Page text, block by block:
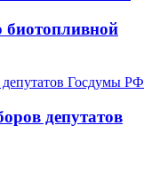
биотопливной
депутатов